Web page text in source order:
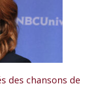
des chansons de